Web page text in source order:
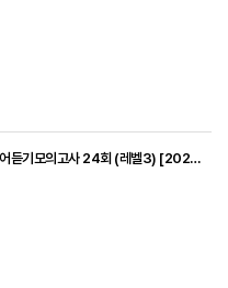
해커스 중학 영어듣기모의고사 24회 (레벨3) [2022개정]